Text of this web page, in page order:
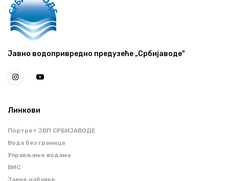
Јавно водопривредно предузеће „Србијаводе"
Линкови
Портрет ЈВП СРБИЈАВОДЕ
Вода без граница
Управљање водама
ВИС
Јавне набавке